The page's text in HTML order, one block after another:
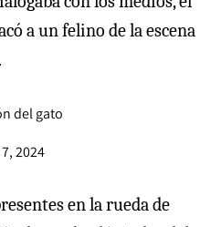
a un felino de la escena
del gato
2024
en la rueda de